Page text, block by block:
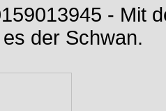
- Mit
der Schwan.